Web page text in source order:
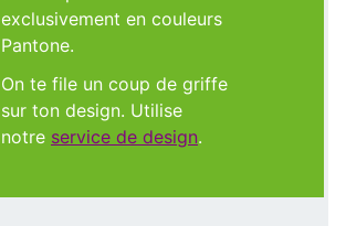
exclusivement en couleurs
Pantone.
On te file un coup de griffe
sur ton design. Utilise
notre service de design.